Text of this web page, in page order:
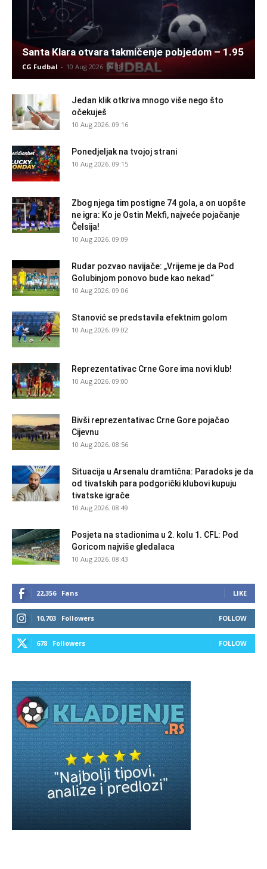
Santa Klara otvara takmičenje pobjedom – 1.95
CG Fudbal - 10 Aug 2026. 09:18
Jedan klik otkriva mnogo više nego što
očekuješ
10 Aug 2026. 09:16
Ponedjeljak na tvojoj strani
10 Aug 2026. 09:15
Zbog njega tim postigne 74 gola, a on uopšte
ne igra: Ko je Ostin Mekfi, najveće pojačanje
Čelsija!
10 Aug 2026. 09:09
Rudar pozvao navijače: „Vrijeme je da Pod
Golubinjom ponovo bude kao nekad“
10 Aug 2026. 09:06
Stanović se predstavila efektnim golom
10 Aug 2026. 09:02
Reprezentativac Crne Gore ima novi klub!
10 Aug 2026. 09:00
Bivši reprezentativac Crne Gore pojačao
Cijevnu
10 Aug 2026. 08:56
Situacija u Arsenalu dramtična: Paradoks je da
od tivatskih para podgorički klubovi kupuju
tivatske igrače
10 Aug 2026. 08:49
Posjeta na stadionima u 2. kolu 1. CFL: Pod
Goricom najviše gledalaca
10 Aug 2026. 08:43
22,356 Fans LIKE
10,703 Followers FOLLOW
678 Followers FOLLOW